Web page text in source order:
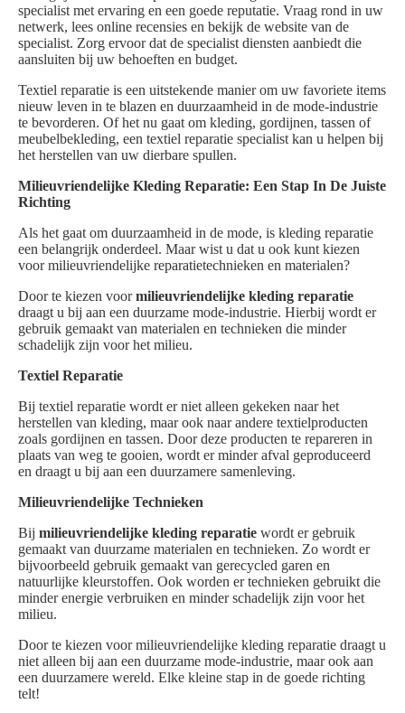
specialist met ervaring en een goede reputatie. Vraag rond in uw
netwerk, lees online recensies en bekijk de website van de
specialist. Zorg ervoor dat de specialist diensten aanbiedt die
aansluiten bij uw behoeften en budget.
Textiel reparatie is een uitstekende manier om uw favoriete items
nieuw leven in te blazen en duurzaamheid in de mode-industrie
te bevorderen. Of het nu gaat om kleding, gordijnen, tassen of
meubelbekleding, een textiel reparatie specialist kan u helpen bij
het herstellen van uw dierbare spullen.
Milieuvriendelijke Kleding Reparatie: Een Stap In De Juiste
Richting
Als het gaat om duurzaamheid in de mode, is kleding reparatie
een belangrijk onderdeel. Maar wist u dat u ook kunt kiezen
voor milieuvriendelijke reparatietechnieken en materialen?
Door te kiezen voormilieuvriendelijke kleding reparatie
draagt u bij aan een duurzame mode-industrie. Hierbij wordt er
gebruik gemaakt van materialen en technieken die minder
schadelijk zijn voor het milieu.
Textiel Reparatie
Bij textiel reparatie wordt er niet alleen gekeken naar het
herstellen van kleding, maar ook naar andere textielproducten
zoals gordijnen en tassen. Door deze producten te repareren in
plaats van weg te gooien, wordt er minder afval geproduceerd
en draagt u bij aan een duurzamere samenleving.
Milieuvriendelijke Technieken
Bij milieuvriendelijke kleding reparatie wordt er gebruik
gemaakt van duurzame materialen en technieken. Zo wordt er
bijvoorbeeld gebruik gemaakt van gerecycled garen en
natuurlijke kleurstoffen. Ook worden er technieken gebruikt die
minder energie verbruiken en minder schadelijk zijn voor het
milieu.
Door te kiezen voor milieuvriendelijke kleding reparatie draagt u
niet alleen bij aan een duurzame mode-industrie, maar ook aan
een duurzamere wereld. Elke kleine stap in de goede richting
telt!